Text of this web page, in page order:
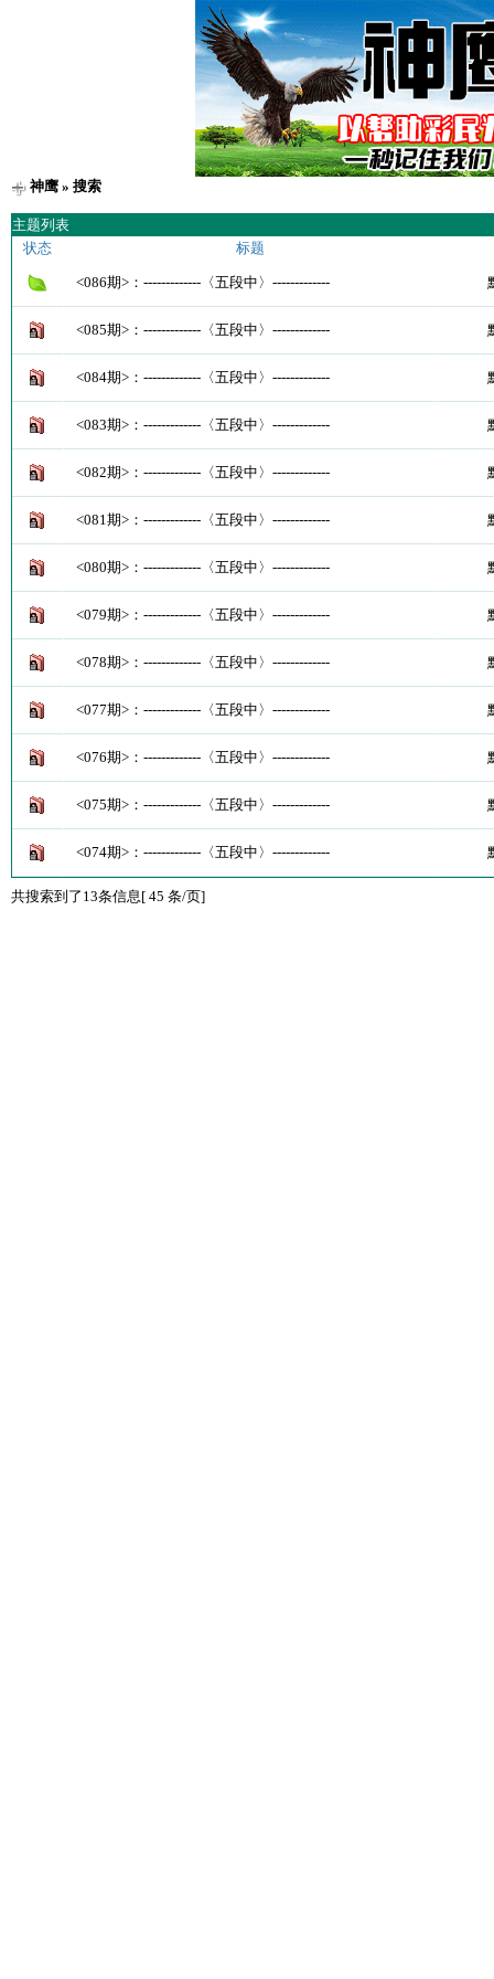
神鹰» 搜索
主题列表
状态
标题
<086期>：-------------〈五段中〉-------------
<085期>：-------------〈五段中〉-------------
<084期>：-------------〈五段中〉-------------
<083期>：-------------〈五段中〉-------------
<082期>：-------------〈五段中〉-------------
<081期>：-------------〈五段中〉-------------
<080期>：-------------〈五段中〉-------------
<079期>：-------------〈五段中〉-------------
<078期>：-------------〈五段中〉-------------
<077期>：-------------〈五段中〉-------------
<076期>：-------------〈五段中〉-------------
<075期>：-------------〈五段中〉-------------
<074期>：-------------〈五段中〉-------------
共搜索到了13条信息[ 45 条/页]